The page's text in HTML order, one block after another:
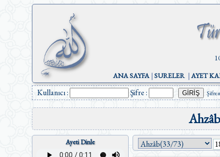
ANA SAYFA|SURELER|AYET
Kullanıcı : Şifre :
Ayeti Dinle